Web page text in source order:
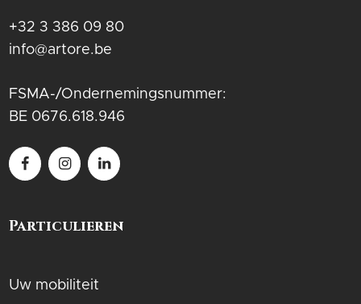
+32 3 386 09 80
info@artore.be
FSMA-/Ondernemingsnummer:
BE 0676.618.946
Particulieren
Uw mobiliteit